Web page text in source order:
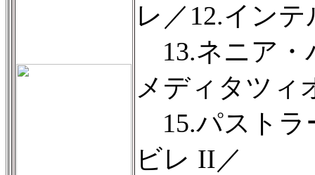
レ／12.イン
13.ネニア・
メディタツィ
15.パストラ
ビレ II／